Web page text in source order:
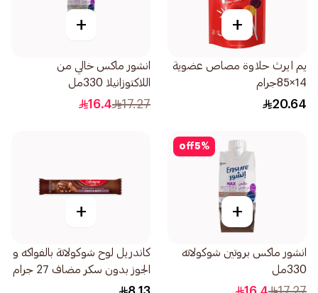
+
يم ايرث حلاوة مصاص عضوية
14×85جرام
20.64
+
انشور ماكس خالي من
اللاكتوزانيلا 330مل
17.27
16.4
5%
off
+
انشور ماكس بروتين شوكولاته
330مل
+
كاندريل لوح شوكولاتة بالفواكه و
الجوز بدون سكر مضاف 27 جرام